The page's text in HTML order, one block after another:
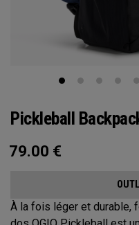
Pickleball
79.00 €
À la fois léger et durable,